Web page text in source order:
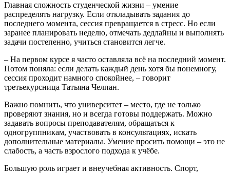
Главная сложность студенческой жизни – умение
распределять нагрузку. Если откладывать задания до
последнего момента, сессия превращается в стресс. Но если
заранее планировать неделю, отмечать дедлайны и выполнять
задачи постепенно, учиться становится легче.
– На первом курсе я часто оставляла всё на последний момент.
Потом поняла: если делать каждый день хотя бы понемногу,
сессия проходит намного спокойнее, – говорит
третьекурсница Татьяна Челпан.
Важно помнить, что университет – место, где не только
проверяют знания, но и всегда готовы поддержать. Можно
задавать вопросы преподавателям, обращаться к
одногруппникам, участвовать в консультациях, искать
дополнительные материалы. Умение просить помощи – это не
слабость, а часть взрослого подхода к учёбе.
Большую роль играет и внеучебная активность. Спорт,